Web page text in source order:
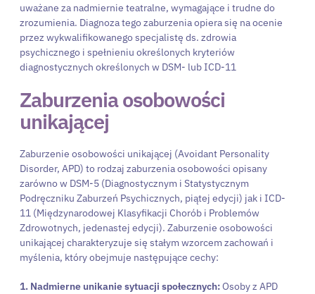
uważane za nadmiernie teatralne, wymagające i trudne do
zrozumienia. Diagnoza tego zaburzenia opiera się na ocenie
przez wykwalifikowanego specjalistę ds. zdrowia
psychicznego i spełnieniu określonych kryteriów
diagnostycznych określonych w DSM- lub ICD-11
Zaburzenia osobowości
unikającej
Zaburzenie osobowości unikającej (Avoidant Personality
Disorder, APD) to rodzaj zaburzenia osobowości opisany
zarówno w DSM-5 (Diagnostycznym i Statystycznym
Podręczniku Zaburzeń Psychicznych, piątej edycji) jak i ICD-
11 (Międzynarodowej Klasyfikacji Chorób i Problemów
Zdrowotnych, jedenastej edycji). Zaburzenie osobowości
unikającej charakteryzuje się stałym wzorcem zachowań i
myślenia, który obejmuje następujące cechy:
1. Nadmierne unikanie sytuacji społecznych:Osoby z APD